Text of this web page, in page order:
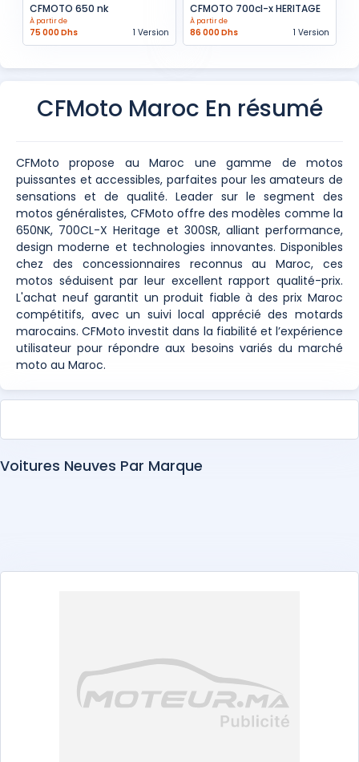
CFMOTO 650 nk
À partir de
75 000 Dhs 1 Version
CFMOTO 700cl-x HERITAGE
À partir de
86 000 Dhs 1 Version
CFMoto Maroc En résumé
CFMoto propose au Maroc une gamme de motos
puissantes et accessibles, parfaites pour les amateurs de
sensations et de qualité. Leader sur le segment des
motos généralistes, CFMoto offre des modèles comme la
650NK, 700CL-X Heritage et 300SR, alliant performance,
design moderne et technologies innovantes. Disponibles
chez des concessionnaires reconnus au Maroc, ces
motos séduisent par leur excellent rapport qualité-prix.
L'achat neuf garantit un produit fiable à des prix Maroc
compétitifs, avec un suivi local apprécié des motards
marocains. CFMoto investit dans la fiabilité et l’expérience
utilisateur pour répondre aux besoins variés du marché
moto au Maroc.
Voitures Neuves Par Marque
Suzuki Vespa